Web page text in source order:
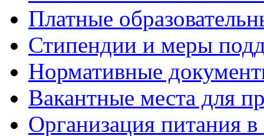
Платные
Стипендии и меры
Нормативные
Вакантные места для
Организация питания в